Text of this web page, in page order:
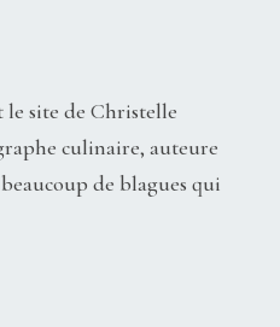
le site de Christelle
culinaire, auteure
de blagues qui